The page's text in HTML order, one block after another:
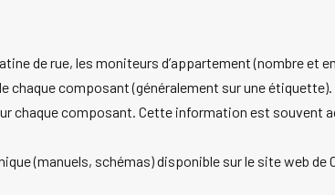
de rue, les moniteurs d’appartement (nombre et
chaque composant (généralement sur une
chaque composant. Cette information est souvent
(manuels, schémas) disponible sur le site web